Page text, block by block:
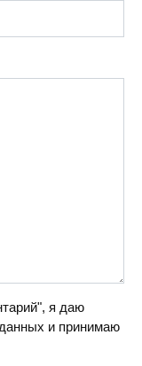
я даю
и принимаю